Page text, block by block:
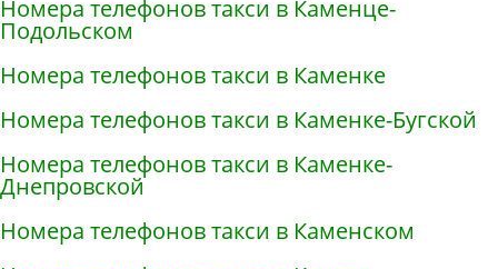
Номера телефонов такси в Каменце-
Подольском
Номера телефонов такси в Каменке
Номера телефонов такси в Каменке-Бугской
Номера телефонов такси в Каменке-
Днепровской
Номера телефонов такси в Каменском